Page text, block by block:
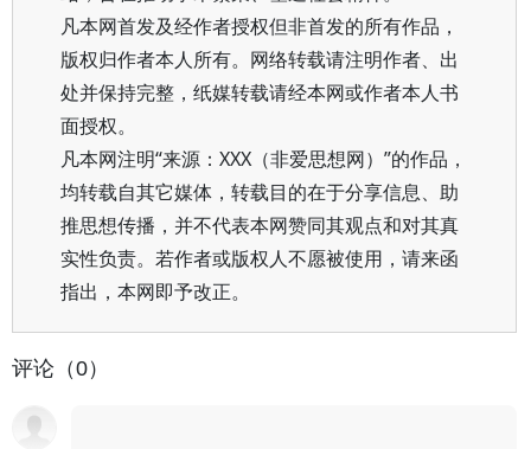
凡本网首发及经作者授权但非首发的所有作品，
版权归作者本人所有。网络转载请注明作者、出
处并保持完整，纸媒转载请经本网或作者本人书
面授权。
凡本网注明“来源：XXX（非爱思想网）”的作品，
均转载自其它媒体，转载目的在于分享信息、助
推思想传播，并不代表本网赞同其观点和对其真
实性负责。若作者或版权人不愿被使用，请来函
指出，本网即予改正。
评论（0）